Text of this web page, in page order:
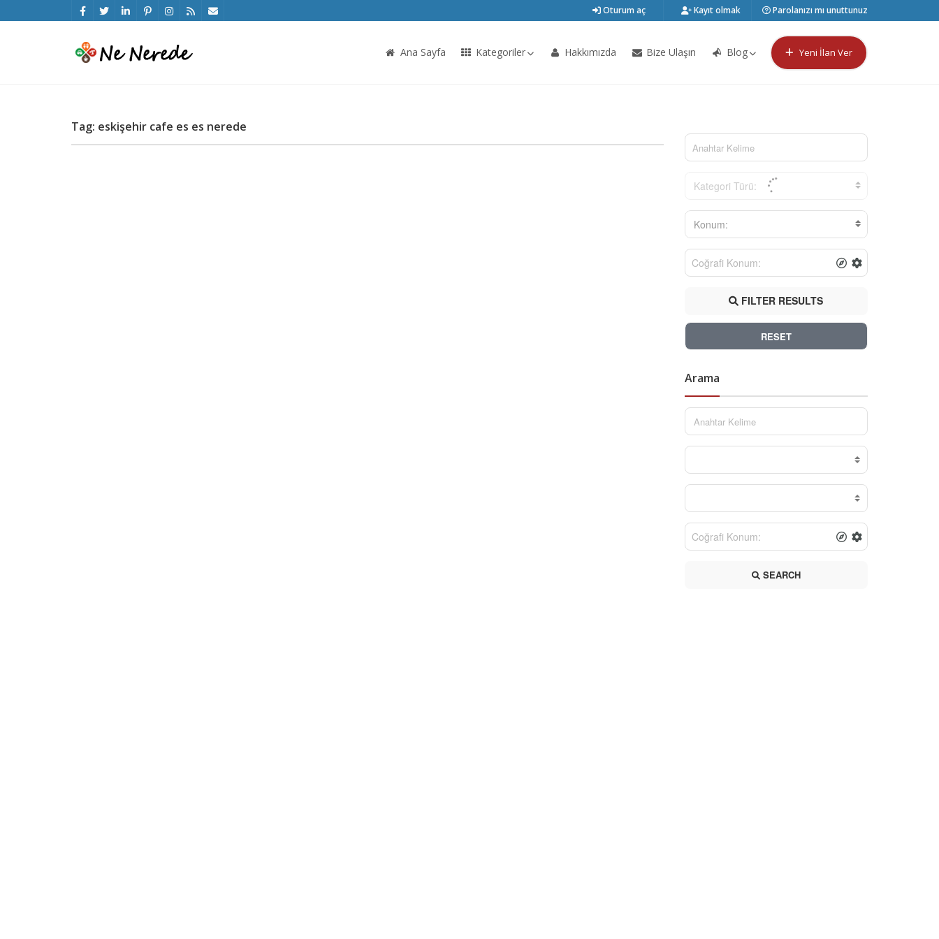
Oturum aç Kayıt olmak Parolanızı mı unuttunuz
Ana Sayfa Kategoriler Hakkımızda Bize Ulaşın Blog Yeni İlan Ver
Tag: eskişehir cafe es es nerede
Kategori Türü:
Konum:
FILTER RESULTS
RESET
Arama
SEARCH